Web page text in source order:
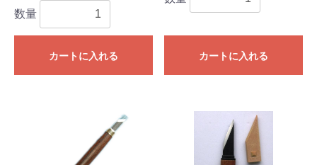
数量
カートに入れる カートに入れる